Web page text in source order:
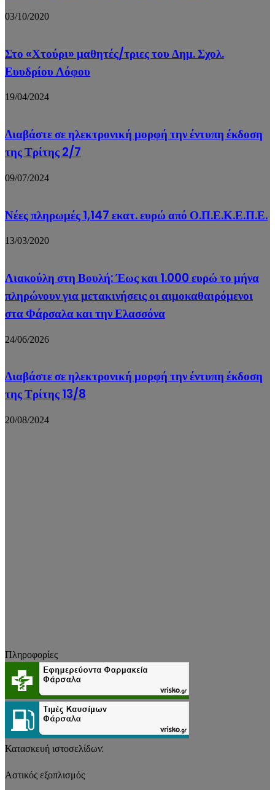
03/10/2020
Στο «Χτούρι» μαθητές/τριες του Δημ. Σχολ.
Ευυδρίου Λόφου
19/04/2024
Διαβάστε σε ηλεκτρονική μορφή την έντυπη έκδοση
της Τρίτης 2/7
09/07/2024
Νέες πληρωμές 1,147 εκατ. ευρώ από Ο.Π.Ε.Κ.Ε.Π.Ε.
13/03/2020
Λιακούλη στη Βουλή: Έως και 1.000 ευρώ το μήνα
πληρώνουν για μετακινήσεις οι αιμοκαθαιρόμενοι
στα Φάρσαλα και την Ελασσόνα
24/06/2026
Διαβάστε σε ηλεκτρονική μορφή την έντυπη έκδοση
της Τρίτης 13/8
20/08/2024
Πληροφορίες
Κατασκευή ιστοσελίδων:
Αστικός εξοπλισμός